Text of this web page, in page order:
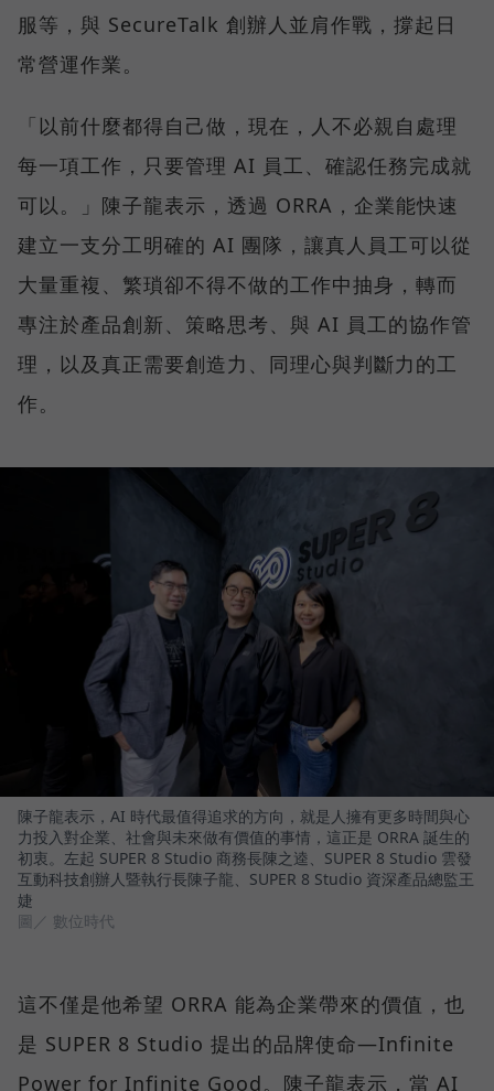
服等，與 SecureTalk 創辦人並肩作戰，撐起日
常營運作業。
「以前什麼都得自己做，現在，人不必親自處理
每一項工作，只要管理 AI 員工、確認任務完成就
可以。」陳子龍表示，透過 ORRA，企業能快速
建立一支分工明確的 AI 團隊，讓真人員工可以從
大量重複、繁瑣卻不得不做的工作中抽身，轉而
專注於產品創新、策略思考、與 AI 員工的協作管
理，以及真正需要創造力、同理心與判斷力的工
作。
陳子龍表示，AI 時代最值得追求的方向，就是人擁有更多時間與心
力投入對企業、社會與未來做有價值的事情，這正是 ORRA 誕生的
初衷。左起 SUPER 8 Studio 商務長陳之逵、SUPER 8 Studio 雲發
互動科技創辦人暨執行長陳子龍、SUPER 8 Studio 資深產品總監王
婕
圖／ 數位時代
這不僅是他希望 ORRA 能為企業帶來的價值，也
是 SUPER 8 Studio 提出的品牌使命—Infinite
Power for Infinite Good。陳子龍表示，當 AI